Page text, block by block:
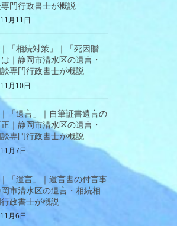
門行政書士が概説
月11日
「相続対策」｜「死因贈
｜静岡市清水区の遺言・
専門行政書士が概説
月10日
「遺言」｜自筆証書遺言の
｜静岡市清水区の遺言・
専門行政書士が概説
月7日
「遺言」｜遺言書の付言事
市清水区の遺言・相続相
政書士が概説
月6日